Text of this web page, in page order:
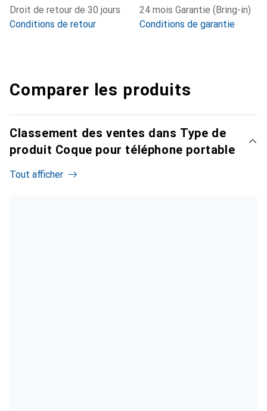
Droit de retour de 30 jours
Conditions de retour
24 mois Garantie (Bring-in)
Conditions de garantie
Comparer les produits
Classement des ventes dans Type de
produit Coque pour téléphone portable
Tout afficher